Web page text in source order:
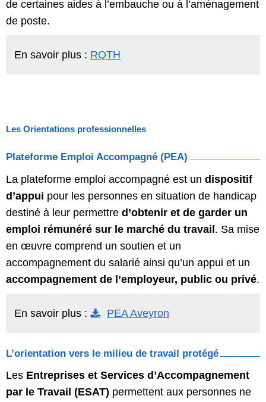
de certaines aides à l’embauche ou à l’aménagement
de poste.
En savoir plus : RQTH
Les Orientations professionnelles
Plateforme Emploi Accompagné (PEA)
La plateforme emploi accompagné est un dispositif
d’appui pour les personnes en situation de handicap
destiné à leur permettre d’obtenir et de garder un
emploi rémunéré sur le marché du travail. Sa mise
en œuvre comprend un soutien et un
accompagnement du salarié ainsi qu’un appui et un
accompagnement de l’employeur, public ou privé.
En savoir plus : PEA Aveyron
L’orientation vers le milieu de travail protégé
Les Entreprises et Services d’Accompagnement
par le Travail (ESAT) permettent aux personnes ne